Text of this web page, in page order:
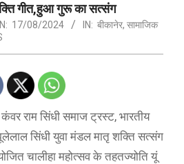
गीत,हुआ गुरू का सत्संग
17/08/2024 IN: बीकानेर, सामाजिक
राम सिंधी समाज ट्रस्ट, भारतीय
सिंधी युवा मंडल मातृ शक्ति सत्संग
चालीहा महोत्सव के तहतज्योति यूं